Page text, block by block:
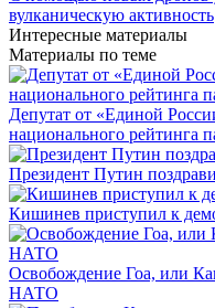
Правительство России
«Евро-2», «Евро-3», «Евро-
Возгорание домов в
Последствия атак ВСУ на
В Приморье задержали
терактов против бойцов
В СК РФ рассказали о 640
Курскую область